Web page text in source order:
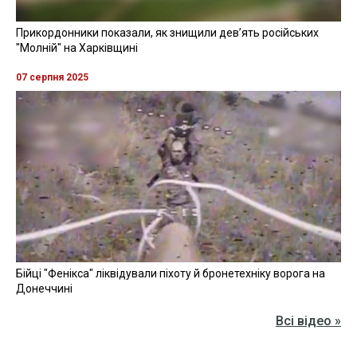
Прикордонники показали, як знищили девʼять російських
"Молній" на Харківщині
07 серпня 2025
Бійці "Фенікса" ліквідували піхоту й бронетехніку ворога на
Донеччині
Всі відео »